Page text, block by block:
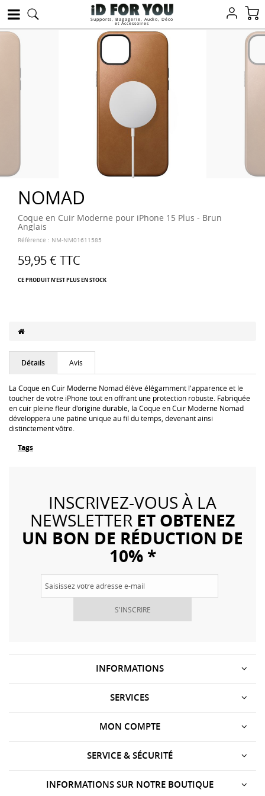
Supports, Bagagerie, Audio, Déco
et Accessoires
NOMAD
Coque en Cuir Moderne pour iPhone 15 Plus - Brun
Anglais
Référence : NM-NM01611585
59,95 € TTC
CE PRODUIT N'EST PLUS EN STOCK
Détails Avis
La Coque en Cuir Moderne Nomad élève élégamment l'apparence et le
toucher de votre iPhone tout en offrant une protection robuste. Fabriquée
en cuir pleine fleur d'origine durable, la Coque en Cuir Moderne Nomad
développera une patine unique au fil du temps, devenant ainsi
distinctement vôtre.
Tags
INSCRIVEZ-VOUS À LA
NEWSLETTER ET OBTENEZ
UN BON DE RÉDUCTION DE
10% *
S'INSCRIRE
INFORMATIONS
SERVICES
SERVICE & SÉCURITÉ
MON COMPTE
INFORMATIONS SUR NOTRE BOUTIQUE